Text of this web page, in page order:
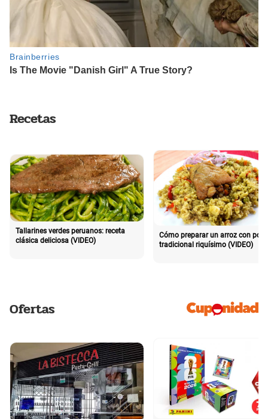
Recetas
Tallarines verdes peruanos: receta
clásica deliciosa (VIDEO)
Cómo preparar un arroz con pollo
tradicional riquísimo (VIDEO)
Ofertas